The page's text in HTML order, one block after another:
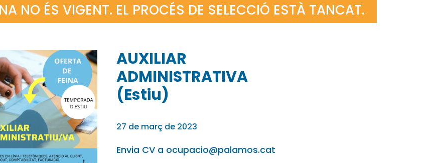
NO ÉS VIGENT. EL PROCÉS DE SELECCIÓ ESTÀ TANCAT.
AUXILIAR
ADMINISTRATIVA
(Estiu)
27 de març de 2023
Envia CV a ocupacio@palamos.cat